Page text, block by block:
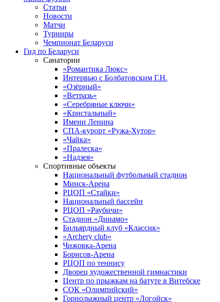
Статьи
Новости
Матчи
Турниры
Чемпионат Беларуси
Гид по Беларуси
Санатории
«Романтика Люкс»
Интервью с Болбатовским Г.Н.
«Озёрный»
«Ветразь»
«Серебряные ключи»
«Кристальный»
Имени Ленина
СПА-курорт «Ружа-Хутор»
«Чайка»
«Пралеска»
«Надзея»
Спортивные объекты
Национальный футбольный стадион
Минск-Арена
РЦОП «Стайки»
Национальный бассейн
РЦОП «Раубичи»
Стадион «Динамо»
Бильярдный клуб «Классик»
«Archery club»
Чижовка-Арена
Борисов-Арена
РЦОП по теннису
Дворец художественной гимнастики
Центр по прыжкам на батуте в Витебске
СОК «Олимпийский»
Горнолыжный центр «Логойск»